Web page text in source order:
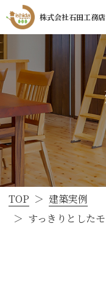
株式会社石田工務店
TOP
建築実例
すっきりとした